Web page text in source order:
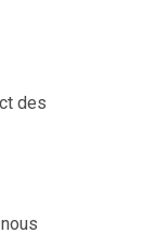
des